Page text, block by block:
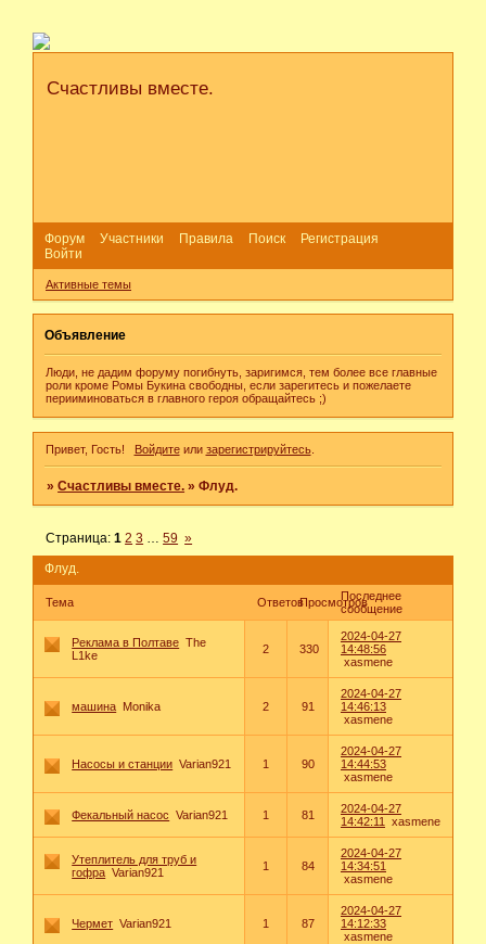
Счастливы вместе.
Форум Участники Правила Поиск
Регистрация
Войти
Активные темы
Объявление
Люди, не дадим форуму погибнуть, заригимся, тем более все главные
роли кроме Ромы Букина свободны, если зарегитесь и пожелаете
перииминоваться в главного героя обращайтесь ;)
Привет, Гость! Войдитеили зарегистрируйтесь.
»Счастливы вместе. »Флуд.
Флуд.
Страница:1 2 3 … 59 »
Тема ОтветовПросмотровПоследнее
сообщение
Реклама в Полтаве The
L1ke
2 330
2024-04-27
14:48:56
xasmene
машина Monika 2 91
2024-04-27
14:46:13
xasmene
Насосы и станции Varian921 1 90
2024-04-27
14:44:53
xasmene
Фекальный насос Varian921 1 81
2024-04-27
14:42:11
xasmene
Утеплитель для труб и
гофра Varian921 1 84
2024-04-27
14:34:51
xasmene
Чермет Varian921 1 87
2024-04-27
14:12:33
xasmene